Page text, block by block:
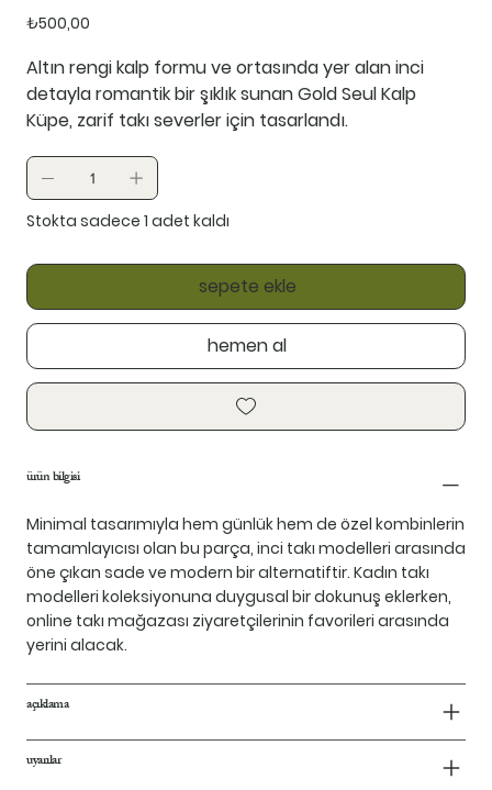
Fiyat
₺500,00
Altın rengi kalp formu ve ortasında yer alan inci
detayla romantik bir şıklık sunan Gold Seul Kalp
Küpe, zarif takı severler için tasarlandı.
Stokta sadece 1 adet kaldı
sepete ekle
hemen al
ürün bilgisi
Minimal tasarımıyla hem günlük hem de özel kombinlerin
tamamlayıcısı olan bu parça, inci takı modelleri arasında
öne çıkan sade ve modern bir alternatiftir. Kadın takı
modelleri koleksiyonuna duygusal bir dokunuş eklerken,
online takı mağazası ziyaretçilerinin favorileri arasında
yerini alacak.
açıklama
uyarılar